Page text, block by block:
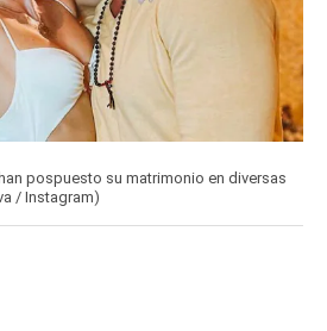
pospuesto su matrimonio en diversas
/ Instagram)